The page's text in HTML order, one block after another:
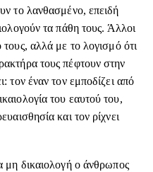
το λανθασμένο, επειδή
τα πάθη τους. Άλλοι
τους, αλλά με το λογισμό ότι
τους πέφτουν στην
τον έναν τον εμποδίζει από
του εαυτού του,
και τον ρίχνει
μη δικαιολογή ο άνθρωπος